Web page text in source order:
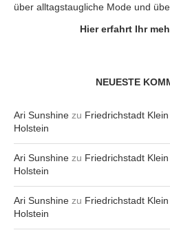
über alltagstaugliche Mode und
Hier erfahrt Ihr
NEUESTE
Ari Sunshine zu Friedrichstadt
Holstein
Ari Sunshine zu Friedrichstadt
Holstein
Ari Sunshine zu Friedrichstadt
Holstein